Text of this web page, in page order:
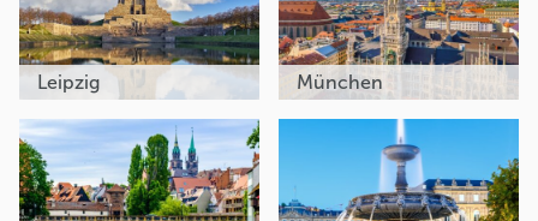
Leipzig München